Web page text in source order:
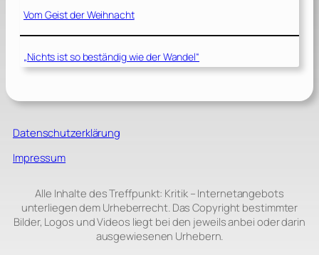
Vom Geist der Weihnacht
„Nichts ist so beständig wie der Wandel“
Datenschutzerklärung
Impressum
Alle Inhalte des Treffpunkt: Kritik – Internetangebots
unterliegen dem Urheberrecht. Das Copyright bestimmter
Bilder, Logos und Videos liegt bei den jeweils anbei oder darin
ausgewiesenen Urhebern.